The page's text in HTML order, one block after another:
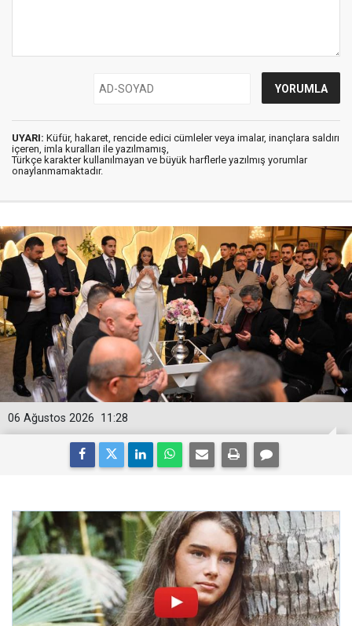
UYARI: Küfür, hakaret, rencide edici cümleler veya imalar, inançlara saldırı
içeren, imla kuralları ile yazılmamış,
Türkçe karakter kullanılmayan ve büyük harflerle yazılmış yorumlar
onaylanmamaktadır.
11:28
06 Ağustos 2026